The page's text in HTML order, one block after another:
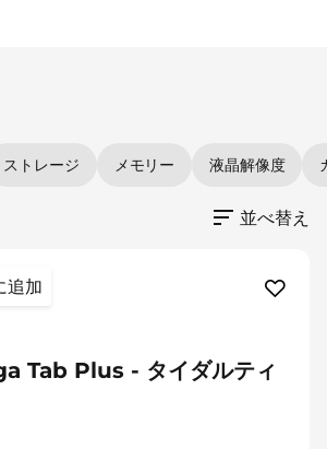
ストレージ メモリー 液晶解像度
並べ替え
追加
Tab Plus - タイダルティ